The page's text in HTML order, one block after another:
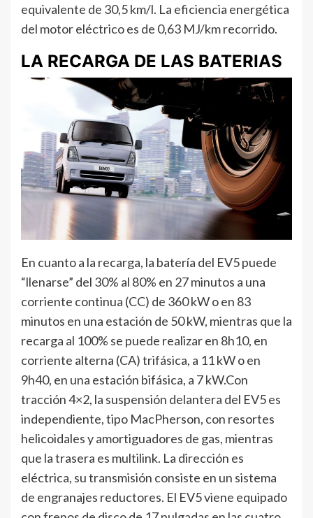
equivalente de 30,5 km/l. La eficiencia energética
del motor eléctrico es de 0,63 MJ/km recorrido.
LA RECARGA DE LAS BATERIAS
En cuanto a la recarga, la batería del EV5 puede
“llenarse” del 30% al 80% en 27 minutos a una
corriente continua (CC) de 360 kW o en 83
minutos en una estación de 50 kW, mientras que la
recarga al 100% se puede realizar en 8h10, en
corriente alterna (CA) trifásica, a 11 kW o en
9h40, en una estación bifásica, a 7 kW.Con
tracción 4×2, la suspensión delantera del EV5 es
independiente, tipo MacPherson, con resortes
helicoidales y amortiguadores de gas, mientras
que la trasera es multilink. La dirección es
eléctrica, su transmisión consiste en un sistema
de engranajes reductores. El EV5 viene equipado